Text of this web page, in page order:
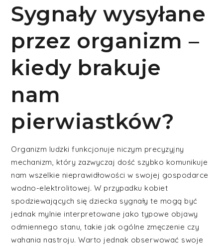
Sygnały wysyłane
przez organizm –
kiedy brakuje
nam
pierwiastków?
Organizm ludzki funkcjonuje niczym precyzyjny
mechanizm, który zazwyczaj dość szybko komunikuje
nam wszelkie nieprawidłowości w swojej gospodarce
wodno-elektrolitowej. W przypadku kobiet
spodziewających się dziecka sygnały te mogą być
jednak mylnie interpretowane jako typowe objawy
odmiennego stanu, takie jak ogólne zmęczenie czy
wahania nastroju. Warto jednak obserwować swoje